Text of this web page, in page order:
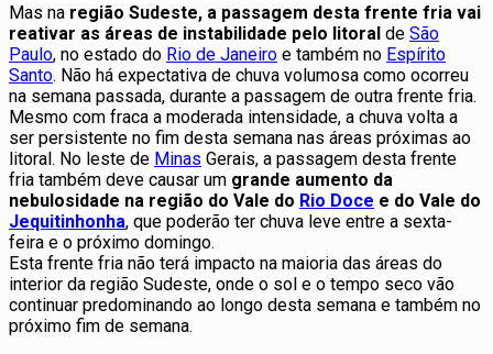
Mas na região Sudeste, a passagem desta frente fria vai
reativar as áreas de instabilidade pelo litoral de São
Paulo, no estado do Rio de Janeiro e também no Espírito
Santo. Não há expectativa de chuva volumosa como ocorreu
na semana passada, durante a passagem de outra frente fria.
Mesmo com fraca a moderada intensidade, a chuva volta a
ser persistente no fim desta semana nas áreas próximas ao
litoral. No leste de Minas Gerais, a passagem desta frente
fria também deve causar um grande aumento da
nebulosidade na região do Vale do Rio Doce e do Vale do
Jequitinhonha, que poderão ter chuva leve entre a sexta-
feira e o próximo domingo.
Esta frente fria não terá impacto na maioria das áreas do
interior da região Sudeste, onde o sol e o tempo seco vão
continuar predominando ao longo desta semana e também no
próximo fim de semana.